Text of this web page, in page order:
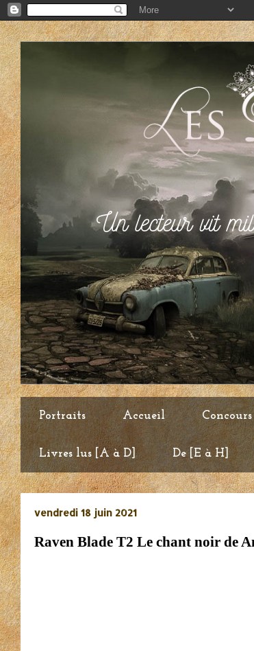
Portraits Accueil Concours
Livres lus [A à D] De [E à H]
vendredi 18 juin 2021
Raven Blade T2 Le chant noir de